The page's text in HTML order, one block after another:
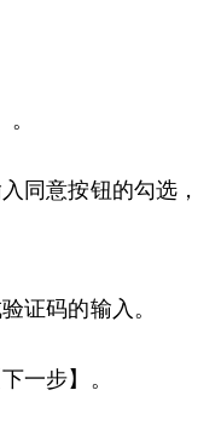
同意按钮的勾选，
证码的输入。
一步】。